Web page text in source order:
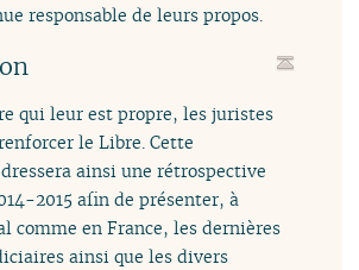
responsable de leurs propos.
qui leur est propre, les juristes
le Libre. Cette
ainsi une rétrospective
2015 afin de présenter, à
comme en France, les dernières
ainsi que les divers